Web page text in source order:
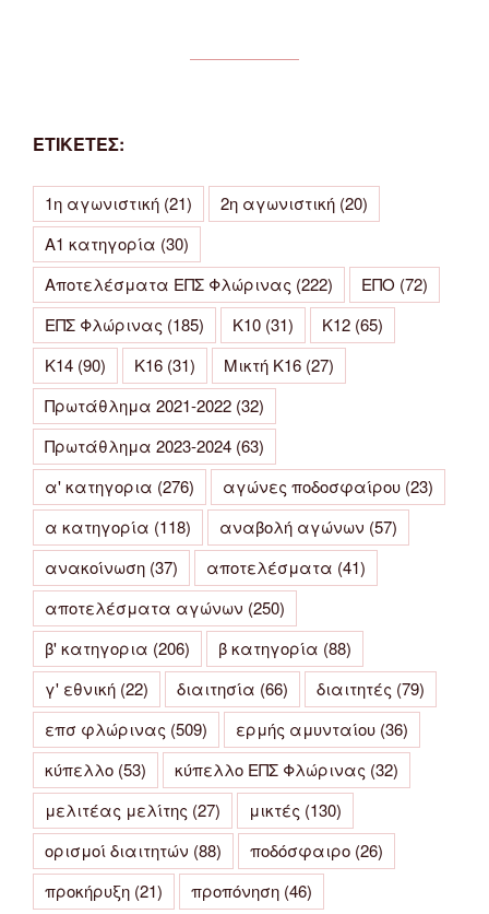
ΕΤΙΚΕΤΕΣ:
1η αγωνιστική (21) 2η αγωνιστική (20)
Α1 κατηγορία (30)
Αποτελέσματα ΕΠΣ Φλώρινας (222) ΕΠΟ (72)
ΕΠΣ Φλώρινας (185) Κ10 (31) Κ12 (65)
Κ14 (90) Κ16 (31) Μικτή Κ16 (27)
Πρωτάθλημα 2021-2022 (32)
Πρωτάθλημα 2023-2024 (63)
α' κατηγορια (276) αγώνες ποδοσφαίρου (23)
α κατηγορία (118) αναβολή αγώνων (57)
ανακοίνωση (37) αποτελέσματα (41)
αποτελέσματα αγώνων (250)
β' κατηγορια (206) β κατηγορία (88)
γ' εθνική (22) διαιτησία (66) διαιτητές (79)
επσ φλώρινας (509) ερμής αμυνταίου (36)
κύπελλο (53) κύπελλο ΕΠΣ Φλώρινας (32)
μελιτέας μελίτης (27) μικτές (130)
ορισμοί διαιτητών (88) ποδόσφαιρο (26)
προκήρυξη (21) προπόνηση (46)